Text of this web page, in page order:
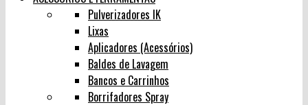
Pulverizadores IK
Lixas
Aplicadores (Acessórios)
Baldes de Lavagem
Bancos e Carrinhos
Borrifadores Spray